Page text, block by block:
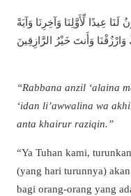
عِيدًا لِّأَوَّلِنَا وَآخِرِنَا وَآيَةً
وَأَنتَ خَيْرُ الرَّازِقِينَ
“Rabbana anzil ‘alaina
‘idan li’awwalina wa
anta khairur raziqin.”
“Ya Tuhan kami,
(yang hari turunnya)
bagi orang-orang yang